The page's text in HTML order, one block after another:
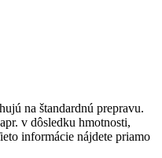
na štandardnú prepravu.
v dôsledku hmotnosti,
informácie nájdete priamo